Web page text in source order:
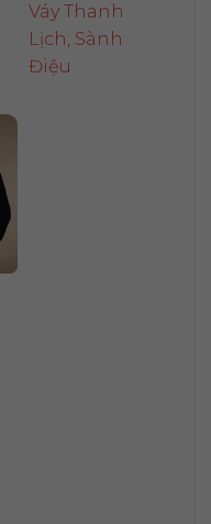
Váy Thanh
Lịch, Sành
Điệu